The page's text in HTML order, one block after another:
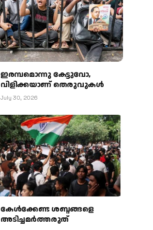
ഇരമ്പമൊന്നു കേട്ടുവോ,
വിളിക്കയാണ് തെരുവുകള്‍
July 30, 2026
കേള്‍ക്കേണ്ട ശബ്ദങ്ങളെ
അടിച്ചമര്‍ത്തരുത്